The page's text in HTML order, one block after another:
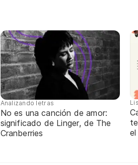
Analizando letras
No es una canción de amor:
significado de Linger, de The
Cranberries
el